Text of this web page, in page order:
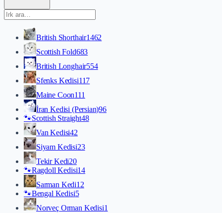
British Shorthair1462
Scottish Fold683
British Longhair554
Sfenks Kedisi117
Maine Coon111
İran Kedisi (Persian)96
🐾Scottish Straight48
Van Kedisi42
Siyam Kedisi23
Tekir Kedi20
🐾Ragdoll Kedisi14
Sarman Kedi12
🐾Bengal Kedisi5
Norveç Orman Kedisi1